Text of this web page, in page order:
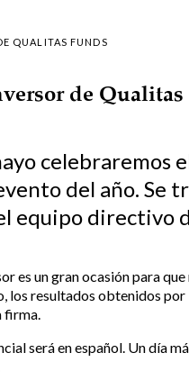
QUALITAS FUNDS
de Qualitas
celebraremos
del año. Se
equipo directivo
es un gran ocasión para
los resultados obtenidos
firma.
será en español. Un día